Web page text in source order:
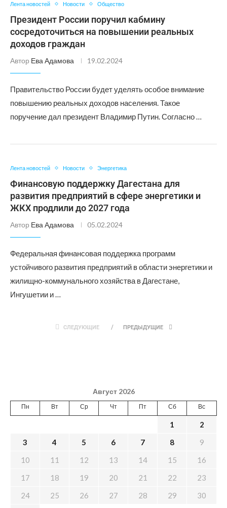
Лента новостей Новости Общество
Президент России поручил кабмину
сосредоточиться на повышении реальных
доходов граждан
Автор Ева Адамова 19.02.2024
Правительство России будет уделять особое внимание
повышению реальных доходов населения. Такое
поручение дал президент Владимир Путин. Согласно …
Лента новостей Новости Энергетика
Финансовую поддержку Дагестана для
развития предприятий в сфере энергетики и
ЖКХ продлили до 2027 года
Автор Ева Адамова 05.02.2024
Федеральная финансовая поддержка программ
устойчивого развития предприятий в области энергетики и
жилищно-коммунального хозяйства в Дагестане,
Ингушетии и …
СЛЕДУЮЩИЕ ПРЕДЫДУЩИЕ
Август 2026
Пн Вт Ср Чт Пт Сб Вс
1
2
3
4 5 6 7 8
9
10
11 12 13 14 15
16
17
18 19 20 21 22
23
24
25 26 27 28 29
30